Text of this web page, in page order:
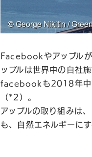
Facebookやアップル
ップルは世界中の自社
facebookも2018年中
（*2）。
アップルの取り組みは
も、自然エネルギーに